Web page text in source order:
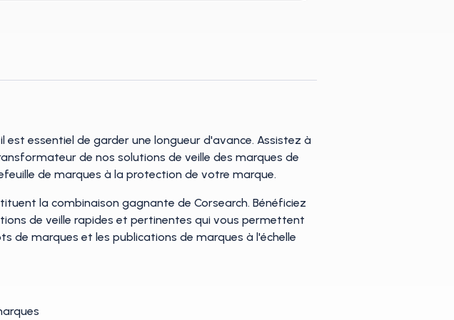
essentiel de garder une longueur d'avance. Assistez à
de nos solutions de veille des marques de
de marques à la protection de votre marque.
la combinaison gagnante de Corsearch. Bénéficiez
de veille rapides et pertinentes qui vous permettent
de marques et les publications de marques à l'échelle